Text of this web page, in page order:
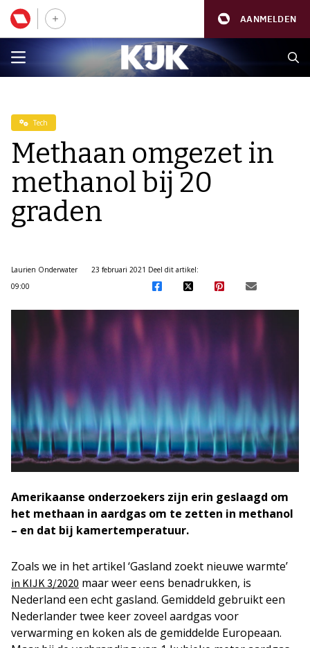
AANMELDEN
Tech
Methaan omgezet in
methanol bij 20
graden
Laurien Onderwater
23 februari 2021
09:00
Deel dit artikel:
Amerikaanse onderzoekers zijn erin geslaagd om
het methaan in aardgas om te zetten in methanol
– en dat bij kamertemperatuur.
Zoals we in het artikel ‘Gasland zoekt nieuwe warmte’
in KIJK 3/2020 maar weer eens benadrukken, is
Nederland een echt gasland. Gemiddeld gebruikt een
Nederlander twee keer zoveel aardgas voor
verwarming en koken als de gemiddelde Europeaan.